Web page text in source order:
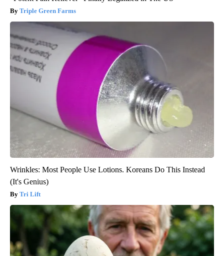
Triple Green Farms
Wrinkles: Most People Use Lotions. Koreans Do This Instead
(It's Genius)
Tri Lift